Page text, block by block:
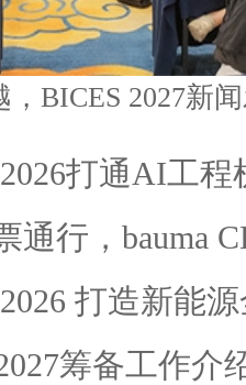
打通AI工
通行，bauma
打造新能
筹备工作介